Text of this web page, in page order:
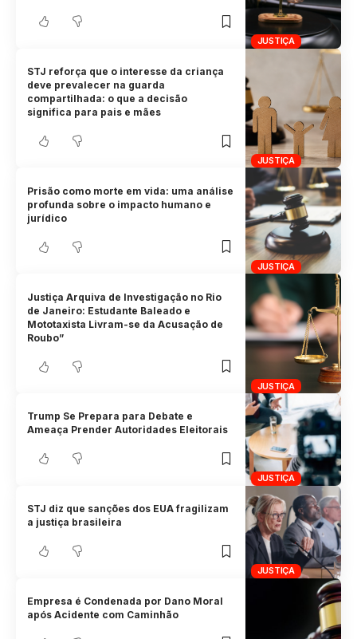
JUSTIÇA
JUSTIÇA
STJ reforça que o interesse da criança
deve prevalecer na guarda
compartilhada: o que a decisão
significa para pais e mães
JUSTIÇA
Prisão como morte em vida: uma análise
profunda sobre o impacto humano e
jurídico
JUSTIÇA
Justiça Arquiva de Investigação no Rio
de Janeiro: Estudante Baleado e
Mototaxista Livram-se da Acusação de
Roubo”
JUSTIÇA
Trump Se Prepara para Debate e
Ameaça Prender Autoridades Eleitorais
JUSTIÇA
STJ diz que sanções dos EUA fragilizam
a justiça brasileira
Empresa é Condenada por Dano Moral
após Acidente com Caminhão